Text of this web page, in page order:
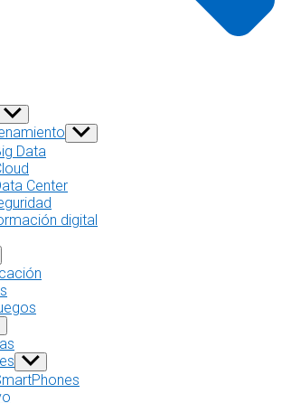
Show
sub
menu
Show
sub
Data
Center
digital
Show
sub
menu